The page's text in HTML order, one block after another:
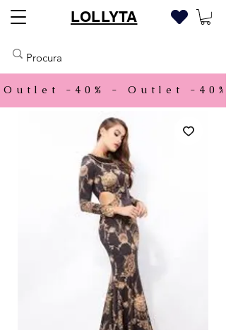
LOLLYTA
Outlet -40% -